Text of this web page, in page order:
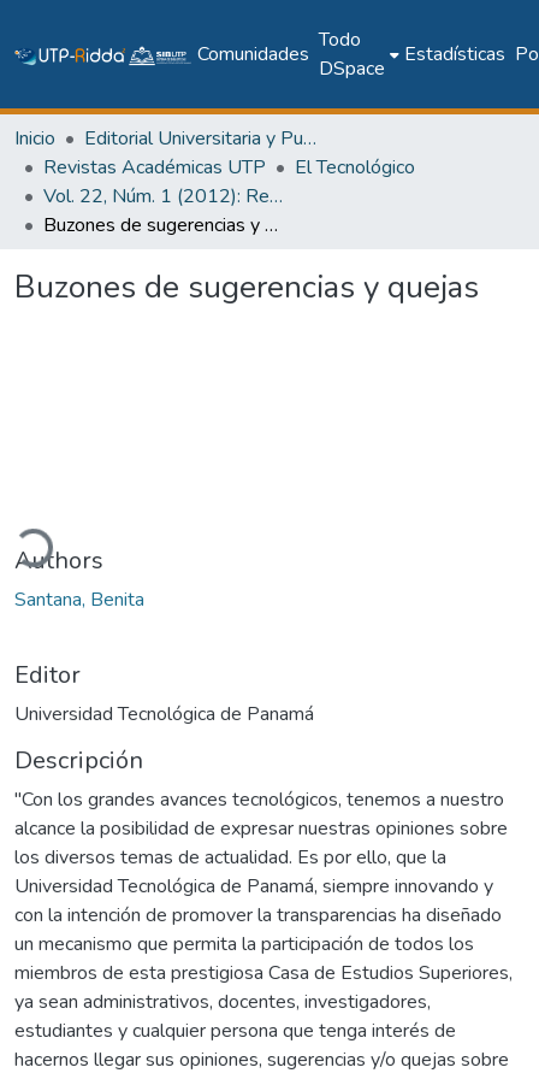
Comunidades
Todo
DSpace
Estadísticas
Inicio
Editorial Universitaria y Publicaciones Seriadas
Revistas Académicas UTP
El Tecnológico
Vol. 22, Núm. 1 (2012): Revista EL TECNOLÓGICO
Buzones de sugerencias y quejas
Buzones de sugerencias y quejas
Authors
Santana, Benita
Editor
Universidad Tecnológica de Panamá
Descripción
"Con los grandes avances tecnológicos, tenemos a nuestro
alcance la posibilidad de expresar nuestras opiniones sobre
los diversos temas de actualidad. Es por ello, que la
Universidad Tecnológica de Panamá, siempre innovando y
con la intención de promover la transparencias ha diseñado
un mecanismo que permita la participación de todos los
miembros de esta prestigiosa Casa de Estudios Superiores,
ya sean administrativos, docentes, investigadores,
estudiantes y cualquier persona que tenga interés de
hacernos llegar sus opiniones, sugerencias y/o quejas sobre